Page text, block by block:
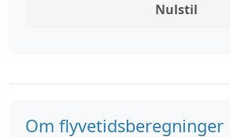
Nulstil
Om flyvetidsberegninger